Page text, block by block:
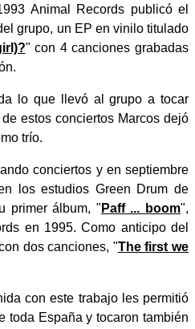
Animal Records publicó el
grupo, un EP en vinilo titulado
" con 4 canciones grabadas
lo que llevó al grupo a tocar
estos conciertos Marcos dejó
trío.
conciertos y en septiembre
los estudios Green Drum de
primer álbum, " Paff ... boom",
en 1995. Como anticipo del
dos canciones, "The first we
con este trabajo les permitió
toda España y tocaron también